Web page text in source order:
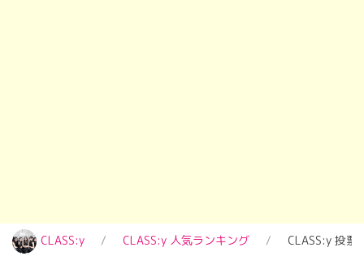
CLASS:y CLASS:y 人気ランキング
CLASS:y 投票